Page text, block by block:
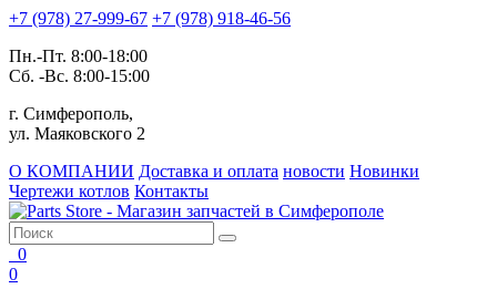
+7 (978) 27-999-67 +7 (978) 918-46-56
Пн.-Пт. 8:00-18:00
Сб. -Вс. 8:00-15:00
г. Симферополь,
ул. Маяковского 2
О КОМПАНИИ Доставка и оплата новости Новинки
Чертежи котлов Контакты
0
0